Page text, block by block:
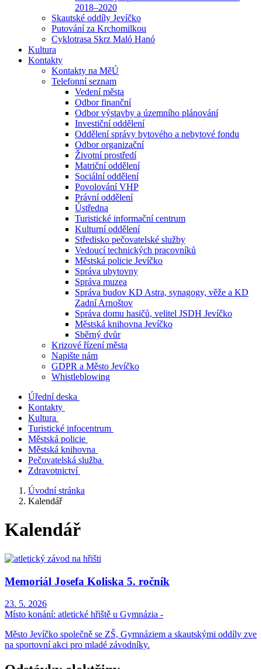
2018–2020
Skautské oddíly Jevíčko
Putování za Krchomilkou
Cyklotrasa Skrz Maló Hanó
Kultura
Kontakty
Kontakty na MěÚ
Telefonní seznam
Vedení města
Odbor finanční
Odbor výstavby a územního plánování
Investiční oddělení
Oddělení správy bytového a nebytové fondu
Odbor organizační
Životní prostředí
Matriční oddělení
Sociální oddělení
Povolování VHP
Právní oddělení
Ústředna
Turistické informační centrum
Kulturní oddělení
Středisko pečovatelské služby
Vedoucí technických pracovníků
Městská policie Jevíčko
Správa ubytovny
Správa muzea
Správa budov KD Astra, synagogy, věže a KD
Zadní Arnoštov
Správa domu hasičů, velitel JSDH Jevíčko
Městská knihovna Jevíčko
Sběrný dvůr
Krizové řízení města
Napište nám
GDPR a Město Jevíčko
Whistleblowing
Úřední deska
Kontakty
Kultura
Turistické infocentrum
Městská policie
Městská knihovna
Pečovatelská služba
Zdravotnictví
Úvodní stránka
Kalendář
Kalendář
Memoriál Josefa Koliska 5. ročník
23. 5. 2026
Místo konání: atletické hřiště u Gymnázia -
Město Jevíčko společně se ZŠ, Gymnáziem a skautskými oddíly zve
na sportovní akci pro mladé závodníky.